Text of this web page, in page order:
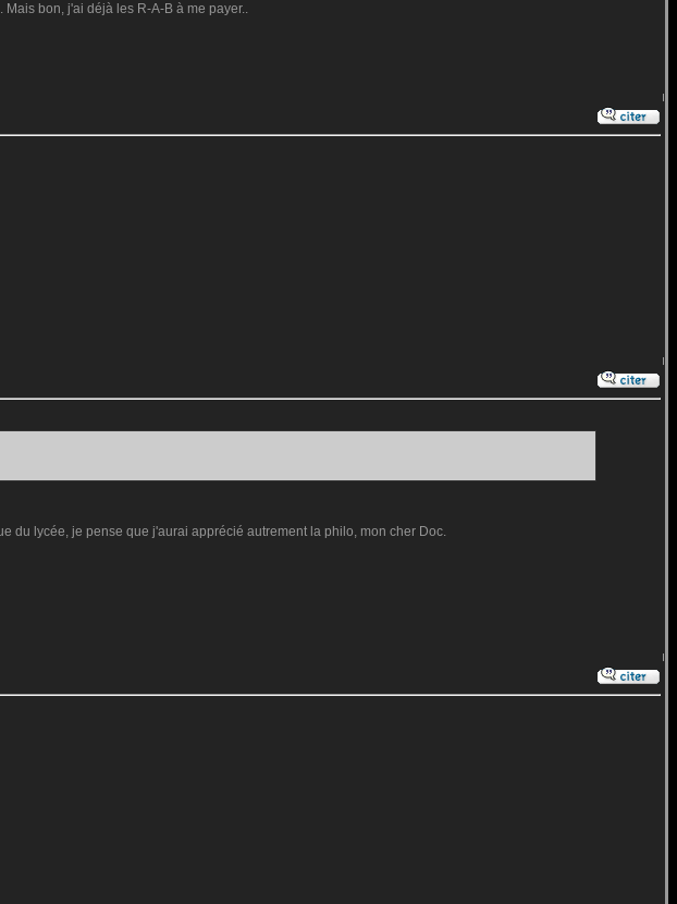
bon, j'ai déjà les R-A-B à me payer..
du lycée, je pense que j'aurai apprécié autrement la philo, mon cher Doc.